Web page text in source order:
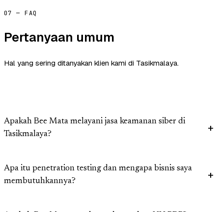
07 — FAQ
Pertanyaan umum
Hal yang sering ditanyakan klien kami di Tasikmalaya.
Apakah Bee Mata melayani jasa keamanan siber di
Tasikmalaya?
Apa itu penetration testing dan mengapa bisnis saya
membutuhkannya?